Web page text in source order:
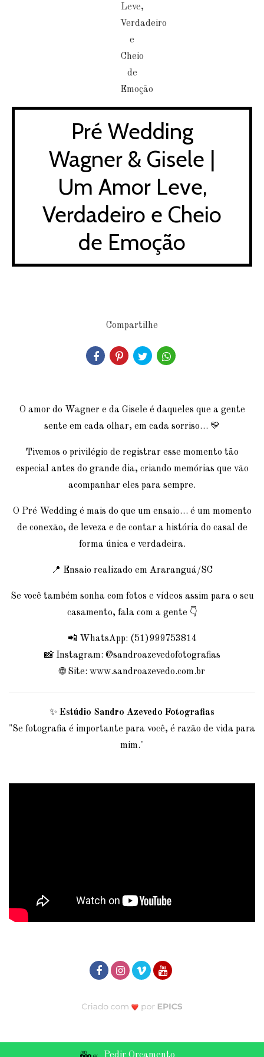
Pré Wedding
Wagner & Gisele |
Um Amor Leve,
Verdadeiro e Cheio
de Emoção
Compartilhe
O amor do Wagner e da Gisele é daqueles que a gente
sente em cada olhar, em cada sorriso… 💛
Tivemos o privilégio de registrar esse momento tão
especial antes do grande dia, criando memórias que vão
acompanhar eles para sempre.
O Pré Wedding é mais do que um ensaio… é um momento
de conexão, de leveza e de contar a história do casal de
forma única e verdadeira.
📍 Ensaio realizado em Araranguá/SC
Se você também sonha com fotos e vídeos assim para o seu
casamento, fala com a gente 👇
📲 WhatsApp: (51)999753814
📸 Instagram: @sandroazevedofotografias
🌐 Site: www.sandroazevedo.com.br
✨ Estúdio Sandro Azevedo Fotografias
"Se fotografia é importante para você, é razão de vida para
mim."